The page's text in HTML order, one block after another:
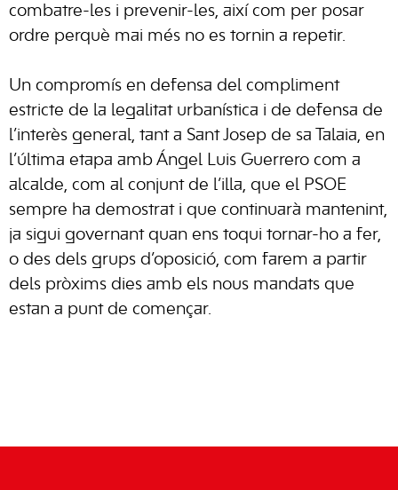
combatre-les i prevenir-les, així com per posar
ordre perquè mai més no es tornin a repetir.
Un compromís en defensa del compliment
estricte de la legalitat urbanística i de defensa de
l’interès general, tant a Sant Josep de sa Talaia, en
l’última etapa amb Ángel Luis Guerrero com a
alcalde, com al conjunt de l’illa, que el PSOE
sempre ha demostrat i que continuarà mantenint,
ja sigui governant quan ens toqui tornar-ho a fer,
o des dels grups d’oposició, com farem a partir
dels pròxims dies amb els nous mandats que
estan a punt de començar.